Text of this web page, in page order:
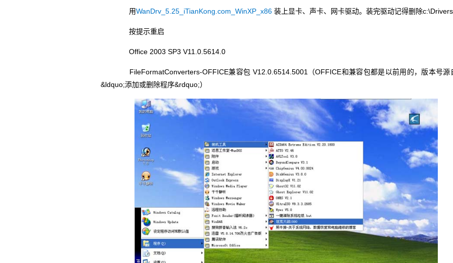
用WanDrv_5.25_iTianKong.com_WinXP_x86 装上显卡、声卡、网卡驱动。装完驱动记得删除c:\Drivers
按提示重启
Office 2003 SP3 V11.0.5614.0
FileFormatConverters-OFFICE兼容包 V12.0.6514.5001（OFFICE和兼容包都是以前用的，版本号源
&ldquo;添加或删除程序&rdquo;）